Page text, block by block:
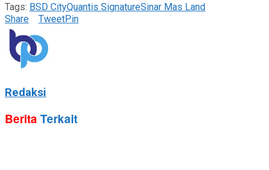
Tags: BSD CityQuantis SignatureSinar Mas Land
Share
TweetPin
Redaksi
Berita Terkait